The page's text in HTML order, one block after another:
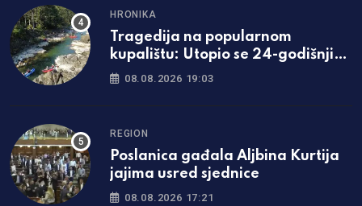
HRONIKA
Tragedija na popularnom
kupalištu: Utopio se 24-godišnji
mladić iz Zavidovića
08.08.2026 19:03
REGION
Poslanica gađala Aljbina Kurtija
jajima usred sjednice
08.08.2026 17:21